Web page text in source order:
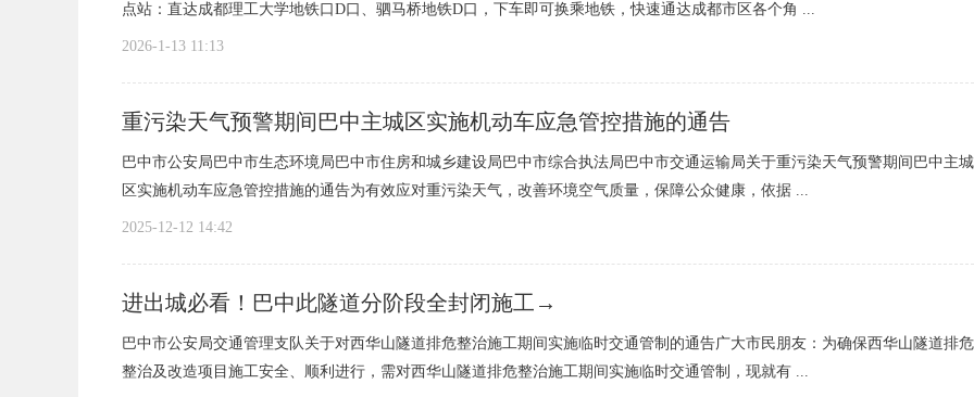
点站：直达成都理工大学地铁口D口、驷马桥地铁D口，下车即可换乘地铁，快速通达成都市区各个角 ...
2026-1-13 11:13
重污染天气预警期间巴中主城区实施机动车应急管控措施的通告
巴中市公安局巴中市生态环境局巴中市住房和城乡建设局巴中市综合执法局巴中市交通运输局关于重污染天气预警期间巴中主城
区实施机动车应急管控措施的通告为有效应对重污染天气，改善环境空气质量，保障公众健康，依据 ...
2025-12-12 14:42
进出城必看！巴中此隧道分阶段全封闭施工→
巴中市公安局交通管理支队关于对西华山隧道排危整治施工期间实施临时交通管制的通告广大市民朋友：为确保西华山隧道排危
整治及改造项目施工安全、顺利进行，需对西华山隧道排危整治施工期间实施临时交通管制，现就有 ...